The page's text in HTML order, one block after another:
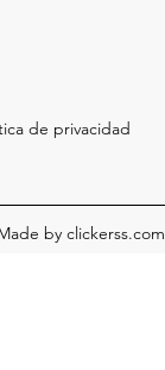
de privacidad
by clickerss.com